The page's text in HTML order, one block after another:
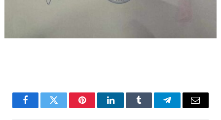
FacebookTwitter PinterestLinkedInTumblr TelegramEmail